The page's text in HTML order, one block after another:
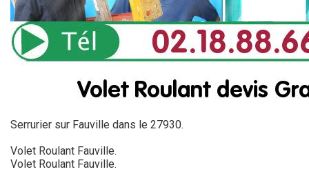
Serrurier sur Fauville dans le 27930.
Volet Roulant Fauville.
Volet Roulant Fauville.